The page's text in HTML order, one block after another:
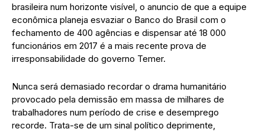
brasileira num horizonte visível, o anuncio de que a equipe
econômica planeja esvaziar o Banco do Brasil com o
fechamento de 400 agências e dispensar até 18 000
funcionários em 2017 é a mais recente prova de
irresponsabilidade do governo Temer.
Nunca será demasiado recordar o drama humanitário
provocado pela demissão em massa de milhares de
trabalhadores num período de crise e desemprego
recorde. Trata-se de um sinal político deprimente,